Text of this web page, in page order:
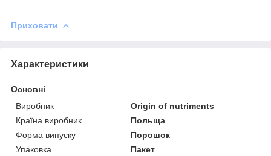
Приховати
Характеристики
Основні
Виробник
Origin of nutriments
Країна виробник
Польща
Форма випуску
Порошок
Упаковка
Пакет